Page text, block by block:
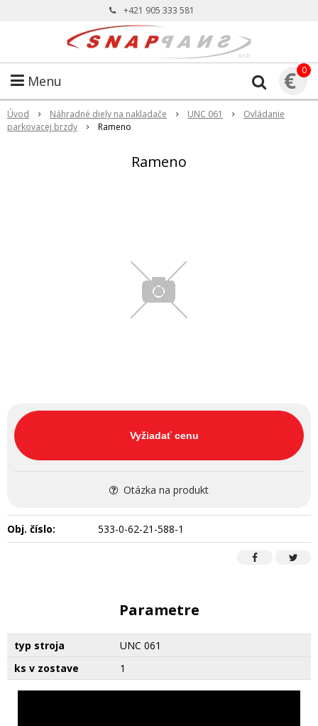
+421 905 333 581
Menu € 0
Úvod Náhradné diely na nakladače UNC 061
Ovládanie
parkovacej brzdy
Rameno
Rameno
Vyžiadať cenu
Otázka na produkt
Obj. číslo: 533-0-62-21-588-1
Parametre
typ stroja
UNC 061
ks v zostave
1